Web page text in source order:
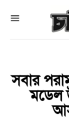
সবার
মডেল